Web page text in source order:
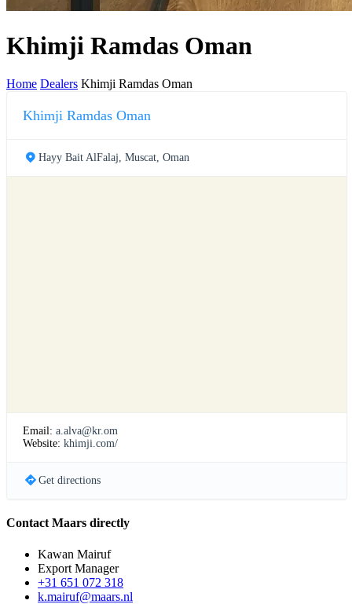
Khimji Ramdas Oman
Home Dealers Khimji Ramdas Oman
Khimji Ramdas Oman
Hayy Bait AlFalaj, Muscat, Oman
Email: a.alva@kr.om
Website: khimji.com/
Get directions
Contact Maars directly
Kawan Mairuf
Export Manager
+31 651 072 318
k.mairuf@maars.nl